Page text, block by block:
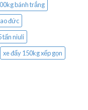
bánh trắng
đức
tấn niuli
xe đẩy 150kg xếp gọn